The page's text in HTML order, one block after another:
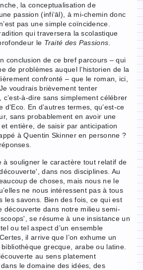
la conceptualisation de
passion (infi‘āl), à mi-chemin donc
pas une simple coïncidence.
qui traversera la scolastique
le Traité des Passions
conclusion de ce bref parcours – qui
de problèmes auquel l’historien de la
confronté – que le roman, ici,
voudrais brièvement tenter
c’est-à-dire sans simplement célébrer
d’Eco. En d’autres termes, qu’est-ce
sans probablement en avoir une
entière, de saisir par anticipation
à Quentin Skinner en personne ?
à souligner le caractère tout relatif de
dans nos disciplines. Au
de choses, mais nous ne le
ne nous intéressent pas à tous
les savons. Bien des fois, ce qui est
découverte dans notre milieu semi-
se résume à une insistance un
ou tel aspect d’un ensemble
il arrive que l’on exhume un
grecque, arabe ou latine.
au sens platement
le domaine des idées, des